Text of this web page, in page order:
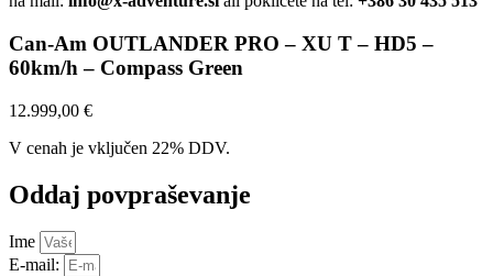
Can-Am OUTLANDER PRO – XU T – HD5 –
60km/h – Compass Green
12.999,00 €
V cenah je vključen 22% DDV.
Oddaj povpraševanje
Ime
E-mail: